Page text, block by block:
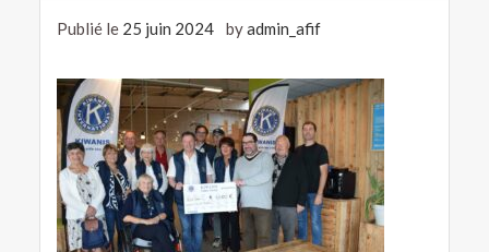
Publié le 25 juin 2024 byadmin_afif